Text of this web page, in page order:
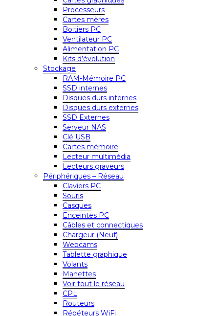
Processeurs
Cartes mères
Boitiers PC
Ventilateur PC
Alimentation PC
Kits d’évolution
Stockage
RAM-Mémoire PC
SSD internes
Disques durs internes
Disques durs externes
SSD Externes
Serveur NAS
Clé USB
Cartes mémoire
Lecteur multimédia
Lecteurs graveurs
Périphériques – Réseau
Claviers PC
Souris
Casques
Enceintes PC
Câbles et connectiques
Chargeur (Neuf)
Webcams
Tablette graphique
Volants
Manettes
Voir tout le réseau
CPL
Routeurs
Répéteurs WiFi